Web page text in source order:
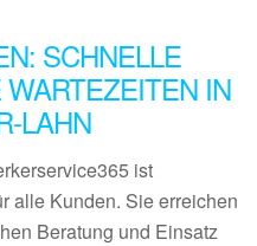
SCHNELLE
IN
LAHN
ist
alle Kunden. Sie erreichen
Beratung und Einsatz